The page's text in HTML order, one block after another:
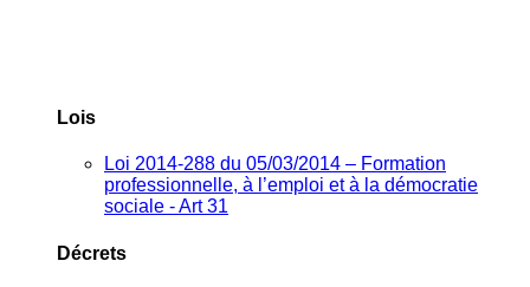
Lois
Loi 2014-288 du 05/03/2014 – Formation
professionnelle, à l’emploi et à la démocratie
sociale - Art 31
Décrets